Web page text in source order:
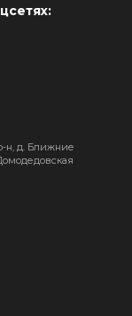
н, д. Ближние